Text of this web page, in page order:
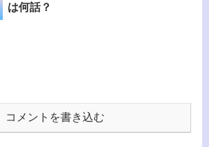
は何話？
コメントを書き込む